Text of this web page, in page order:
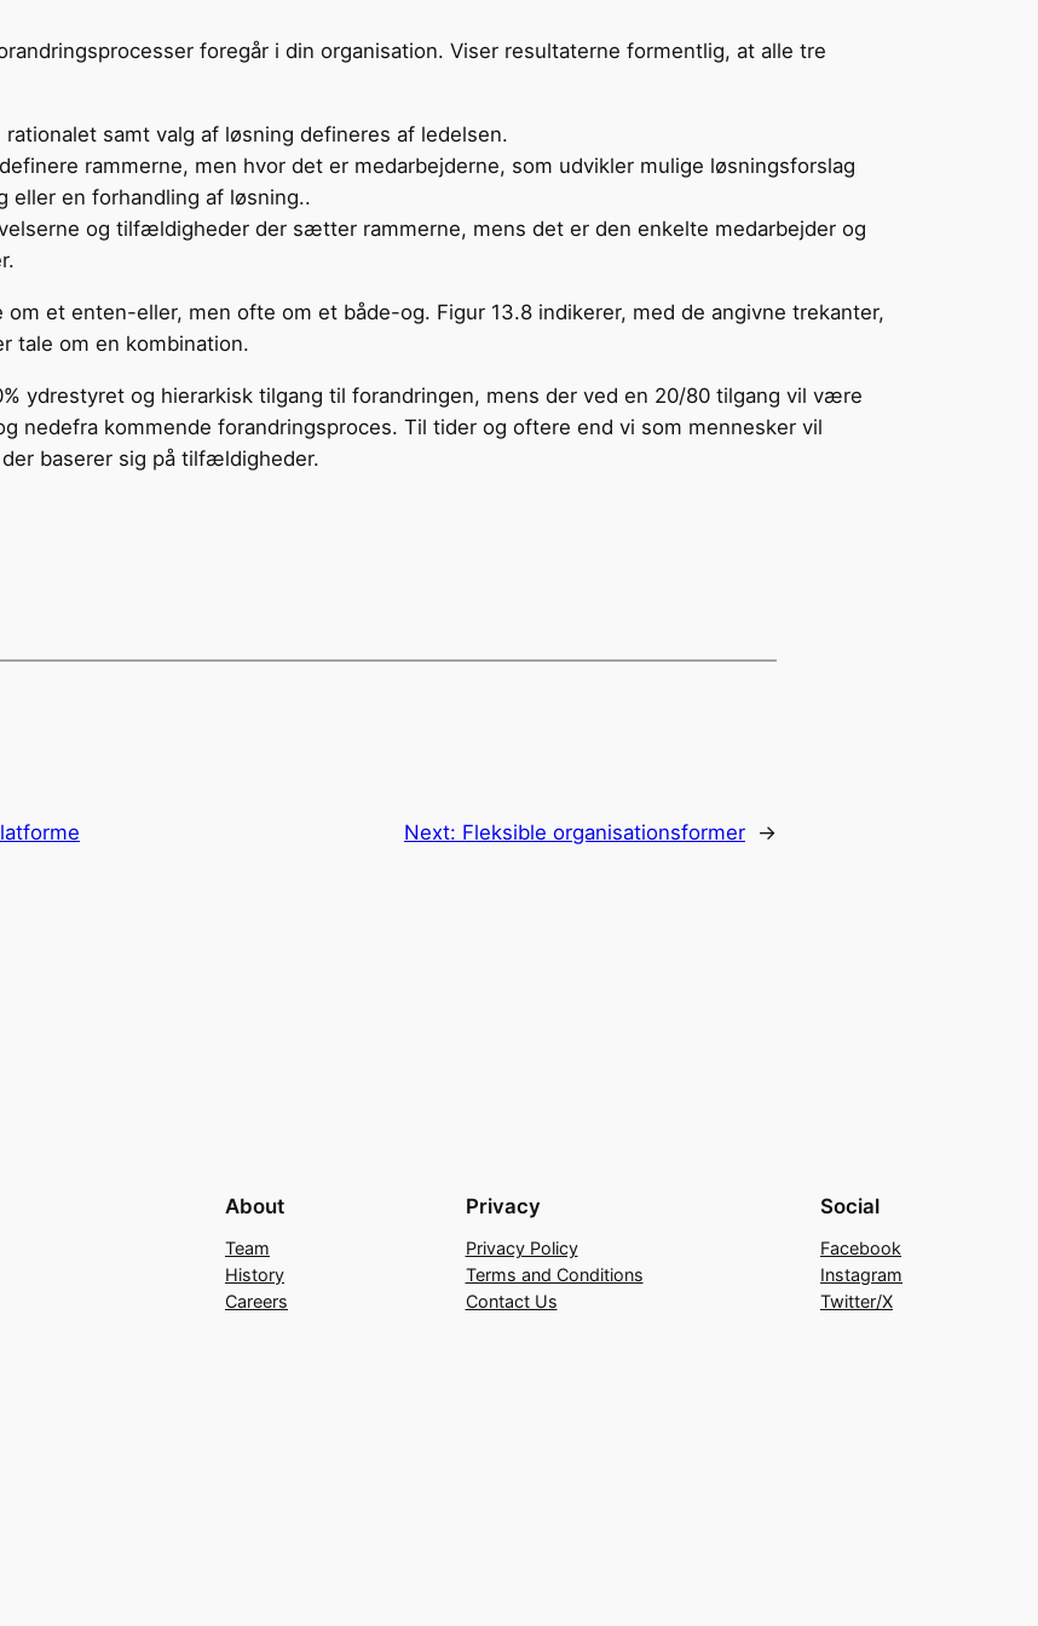
foregår i din organisation. Viser resultaterne formentlig, at alle tre
rationalet samt valg af løsning defineres af ledelsen.
rammerne, men hvor det er medarbejderne, som udvikler mulige løsningsforslag
eller en forhandling af løsning..
og tilfældigheder der sætter rammerne, mens det er den enkelte medarbejder og
et enten-eller, men ofte om et både-og. Figur 13.8 indikerer, med de angivne trekanter,
tale om en kombination.
ydrestyret og hierarkisk tilgang til forandringen, mens der ved en 20/80 tilgang vil være
nedefra kommende forandringsproces. Til tider og oftere end vi som mennesker vil
baserer sig på tilfældigheder.
Next: Fleksible organisationsformer →
About
Team
History
Careers
Privacy
Privacy Policy
Terms and Conditions
Contact Us
Social
Facebook
Instagram
Twitter/X